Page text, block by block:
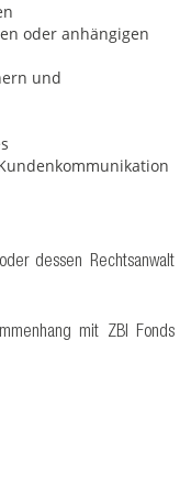
oder anhängigen
und
dessen Rechtsanwalt
mit ZBI Fonds